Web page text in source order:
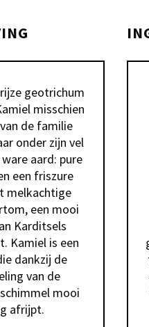
geotrichum
misschien
de familie
onder zijn vel
aard: pure
een friszure
melkachtige
een mooi
Karditsels
Kamiel is een
dankzij de
van de
mooi
afrijpt.